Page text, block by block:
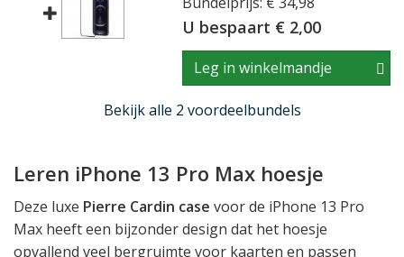
U bespaart € 2,00
Leg in winkelmandje
Bekijk alle 2 voordeelbundels
Leren iPhone 13 Pro Max hoesje
Deze luxe Pierre Cardin case voor de iPhone 13 Pro
Max heeft een bijzonder design dat het hoesje
opvallend veel bergruimte voor kaarten en passen